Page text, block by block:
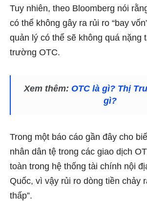
Tuy nhiên, theo Bloomberg nói
có thể không gây ra rủi ro “bay
quản lý có thể sẽ không quá nặng
trường OTC.
Xem thêm: OTC là gì? Thị
gì?
Trong một báo cáo gần đây cho
nhân dân tệ trong các giao dịch
toàn trong hệ thống tài chính nội
Quốc, vì vậy rủi ro dòng tiền chảy
thấp”.